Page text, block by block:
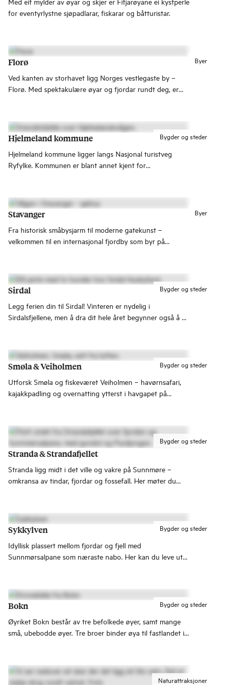
for eventyrlystne sjøpadlarar, fiskarar og båtturistar.
Byer
Florø
Ved kanten av storhavet ligg Norges vestlegaste by –
Florø. Med spektakulære øyar og fjordar rundt deg, er
Bygder og steder
Hjelmeland kommune
Hjelmeland kommune ligger langs Nasjonal turistveg
Ryfylke. Kommunen er blant annet kjent for
Byer
Stavanger
Fra historisk småbysjarm til moderne gatekunst –
velkommen til en internasjonal fjordby som byr på
naturattraksjoner.
Bygder og steder
Sirdal
Legg ferien din til Sirdal! Vinteren er nydelig i
Sirdalsfjellene, men å dra dit hele året begynner også å bli
Bygder og steder
Smøla & Veiholmen
Utforsk Smøla og fiskeværet Veiholmen – havørnsafari,
kajakkpadling og overnatting ytterst i havgapet på
Bygder og steder
Stranda & Strandafjellet
Stranda ligg midt i det ville og vakre på Sunnmøre –
omkransa av tindar, fjordar og fossefall. Her møter du
Sunnmørsalpane.
Bygder og steder
Sykkylven
Idyllisk plassert mellom fjordar og fjell med
Sunnmørsalpane som næraste nabo. Her kan du leve ut
Bygder og steder
Bokn
Øyriket Bokn består av tre befolkede øyer, samt mange
små, ubebodde øyer. Tre broer binder øya til fastlandet i
Naturattraksjoner